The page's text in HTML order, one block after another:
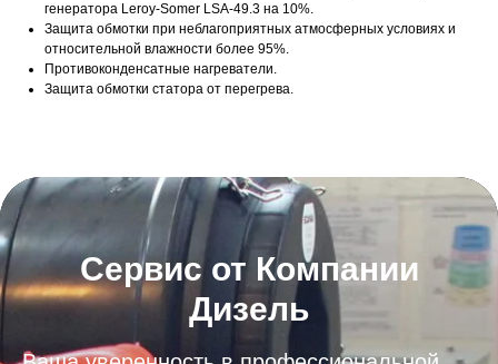
генератора Leroy-Somer LSA-49.3 на 10%.
Защита обмотки при неблагоприятных атмосферных условиях и
относительной влажности более 95%.
Противоконденсатные нагреватели.
Защита обмотки статора от перегрева.
Сервис от Компании
Дизель